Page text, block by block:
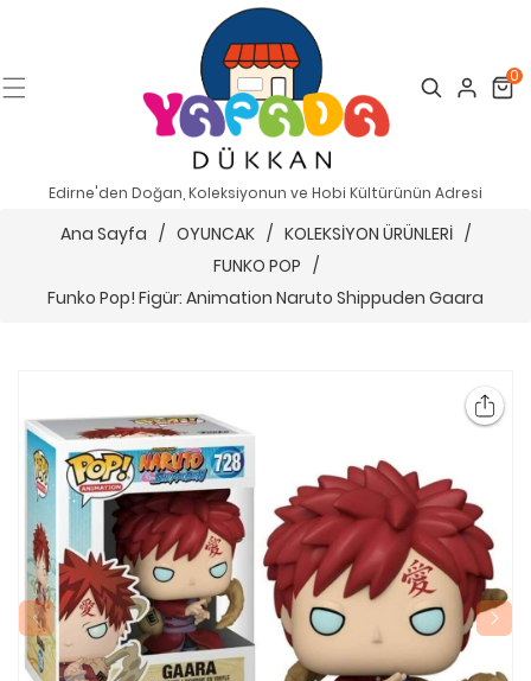
Search Cart
0
Edirne'den Doğan, Koleksiyonun ve Hobi Kültürünün Adresi
Ana Sayfa / OYUNCAK / KOLEKSİYON ÜRÜNLERİ /
FUNKO POP /
Funko Pop! Figür: Animation Naruto Shippuden Gaara